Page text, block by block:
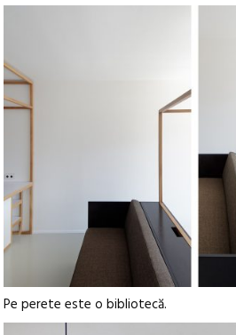
Pe perete este o bibliotecă.